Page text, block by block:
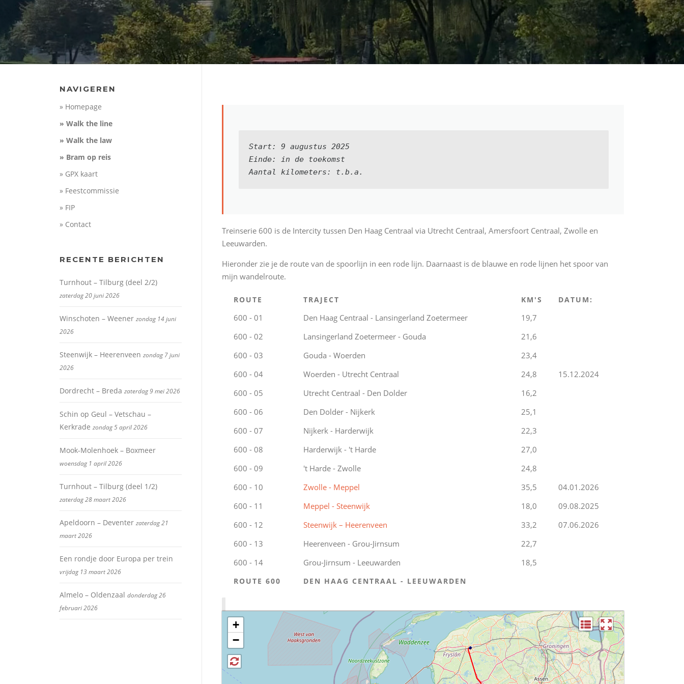
Start: 9 augustus 2025
Einde: in de toekomst
Aantal kilometers: t.b.a.
Treinserie 600 is de Intercity tussen Den Haag Centraal via Utrecht Centraal, Amersfoort Centraal, Zwolle en
Leeuwarden.
Hieronder zie je de route van de spoorlijn in een rode lijn. Daarnaast is de blauwe en rode lijnen het spoor van
mijn wandelroute.
ROUTE TRAJECT KM'S DATUM:
600 - 01 Den Haag Centraal - Lansingerland Zoetermeer
19,7
600 - 02
Lansingerland Zoetermeer - Gouda
21,6
600 - 03
Gouda - Woerden
23,4
600 - 04
Woerden - Utrecht Centraal 24,8
15.12.2024
600 - 05
Utrecht Centraal - Den Dolder
16,2
600 - 06
Den Dolder - Nijkerk
25,1
600 - 07
Nijkerk - Harderwijk
22,3
600 - 08
Harderwijk - 't Harde
27,0
600 - 09
't Harde - Zwolle
24,8
600 - 10
Zwolle - Meppel 35,5
04.01.2026
600 - 11
Meppel - Steenwijk 18,0
09.08.2025
600 - 12
Steenwijk – Heerenveen 33,2
07.06.2026
600 - 13
Heerenveen - Grou-Jirnsum
22,7
600 - 14
Grou-Jirnsum - Leeuwarden 18,5
ROUTE 600 DEN HAAG CENTRAAL - LEEUWARDEN
+
−
NAVIGEREN
» Homepage
» Walk the line
» Walk the law
» Bram op reis
» GPX kaart
» Feestcommissie
» FIP
» Contact
RECENTE BERICHTEN
Turnhout – Tilburg (deel 2/2)
zaterdag 20 juni 2026
Winschoten – Weener zondag 14 juni
2026
Steenwijk – Heerenveen zondag 7 juni
2026
Dordrecht – Breda zaterdag 9 mei 2026
Schin op Geul – Vetschau –
Kerkrade zondag 5 april 2026
Mook-Molenhoek – Boxmeer
woensdag 1 april 2026
Turnhout – Tilburg (deel 1/2)
zaterdag 28 maart 2026
Apeldoorn – Deventer zaterdag 21
maart 2026
Een rondje door Europa per trein
vrijdag 13 maart 2026
Almelo – Oldenzaal donderdag 26
februari 2026